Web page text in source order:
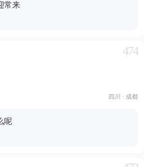
常来
474
四川 · 成都
呢